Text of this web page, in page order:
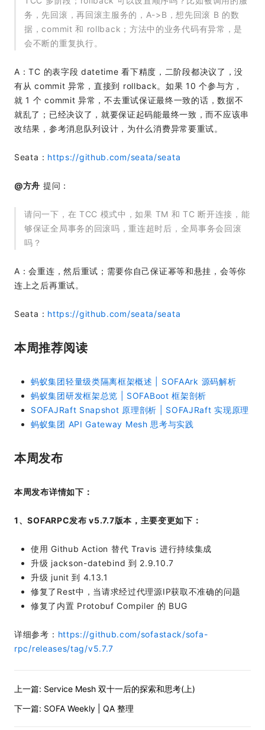
务，先回滚，再回滚主服务的，A->B，想先回滚 B 的数
据，commit 和 rollback；方法中的业务代码有异常，是
会不断的重复执行。
A：TC 的表字段 datetime 看下精度，二阶段都决议了，没
有从 commit 异常，直接到 rollback。如果 10 个参与方，
就 1 个 commit 异常，不去重试保证最终一致的话，数据不
就乱了；已经决议了，就要保证起码能最终一致，而不应该串
改结果，参考消息队列设计，为什么消费异常要重试。
Seata： https://github.com/seata/seata
@方舟 提问：
请问一下，在 TCC 模式中，如果 TM 和 TC 断开连接，能
够保证全局事务的回滚吗，重连超时后，全局事务会回滚
吗？
A：会重连，然后重试；需要你自己保证幂等和悬挂，会等你
连上之后再重试。
Seata： https://github.com/seata/seata
本周推荐阅读
蚂蚁集团轻量级类隔离框架概述 | SOFAArk 源码解析
蚂蚁集团研发框架总览 | SOFABoot 框架剖析
SOFAJRaft Snapshot 原理剖析 | SOFAJRaft 实现原理
蚂蚁集团 API Gateway Mesh 思考与实践
本周发布
本周发布详情如下：
1、SOFARPC发布 v5.7.7版本，主要变更如下：
使用 Github Action 替代 Travis 进行持续集成
升级 jackson-datebind 到 2.9.10.7
升级 junit 到 4.13.1
修复了Rest中，当请求经过代理源IP获取不准确的问题
修复了内置 Protobuf Compiler 的 BUG
详细参考： https://github.com/sofastack/sofa-
rpc/releases/tag/v5.7.7
上一篇: Service Mesh 双十一后的探索和思考(上)
下一篇: SOFA Weekly | QA 整理